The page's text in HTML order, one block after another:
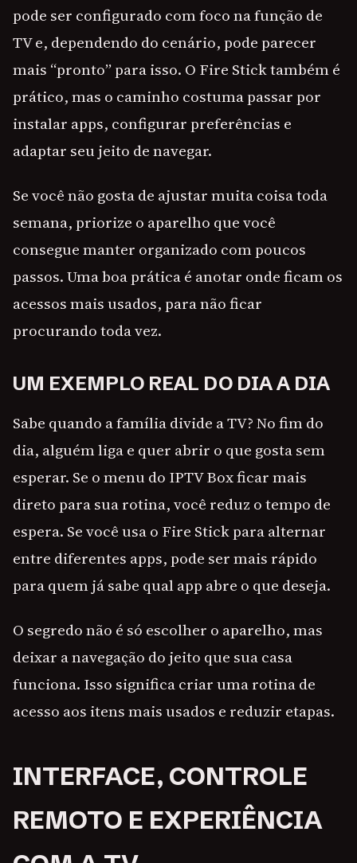
pode ser configurado com foco na função de
TV e, dependendo do cenário, pode parecer
mais “pronto” para isso. O Fire Stick também é
prático, mas o caminho costuma passar por
instalar apps, configurar preferências e
adaptar seu jeito de navegar.
Se você não gosta de ajustar muita coisa toda
semana, priorize o aparelho que você
consegue manter organizado com poucos
passos. Uma boa prática é anotar onde ficam os
acessos mais usados, para não ficar
procurando toda vez.
UM EXEMPLO REAL DO DIA A DIA
Sabe quando a família divide a TV? No fim do
dia, alguém liga e quer abrir o que gosta sem
esperar. Se o menu do IPTV Box ficar mais
direto para sua rotina, você reduz o tempo de
espera. Se você usa o Fire Stick para alternar
entre diferentes apps, pode ser mais rápido
para quem já sabe qual app abre o que deseja.
O segredo não é só escolher o aparelho, mas
deixar a navegação do jeito que sua casa
funciona. Isso significa criar uma rotina de
acesso aos itens mais usados e reduzir etapas.
INTERFACE, CONTROLE
REMOTO E EXPERIÊNCIA